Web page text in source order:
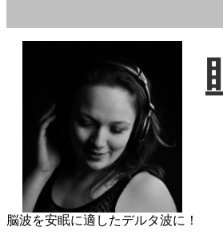
脳波を安眠に適したデルタ波に！